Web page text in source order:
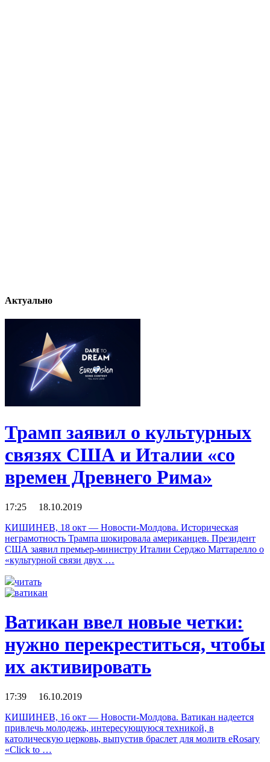
Актуально
Трамп заявил о культурных
связях США и Италии «со
времен Древнего Рима»
17:25 18.10.2019
КИШИНЕВ, 18 окт — Новости-Молдова. Историческая
неграмотность Трампа шокировала американцев. Президент
США заявил премьер-министру Италии Серджо Маттарелло о
«культурной связи двух …
читать
Ватикан ввел новые четки:
нужно перекреститься, чтобы
их активировать
17:39 16.10.2019
КИШИНЕВ, 16 окт — Новости-Молдова. Ватикан надеется
привлечь молодежь, интересующуюся техникой, в
католическую церковь, выпустив браслет для молитв eRosary
«Click to …